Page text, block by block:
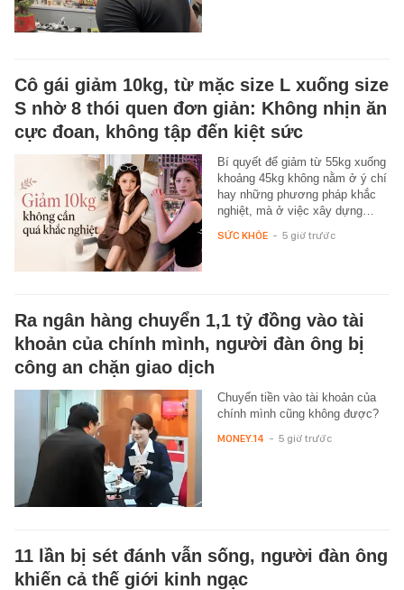
Cô gái giảm 10kg, từ mặc size L xuống size
S nhờ 8 thói quen đơn giản: Không nhịn ăn
cực đoan, không tập đến kiệt sức
Bí quyết để giảm từ 55kg xuống
khoảng 45kg không nằm ở ý chí
hay những phương pháp khắc
nghiệt, mà ở việc xây dựng…
SỨC KHỎE - 5 giờ trước
Ra ngân hàng chuyển 1,1 tỷ đồng vào tài
khoản của chính mình, người đàn ông bị
công an chặn giao dịch
Chuyển tiền vào tài khoản của
chính mình cũng không được?
MONEY.14 - 5 giờ trước
11 lần bị sét đánh vẫn sống, người đàn ông
khiến cả thế giới kinh ngạc